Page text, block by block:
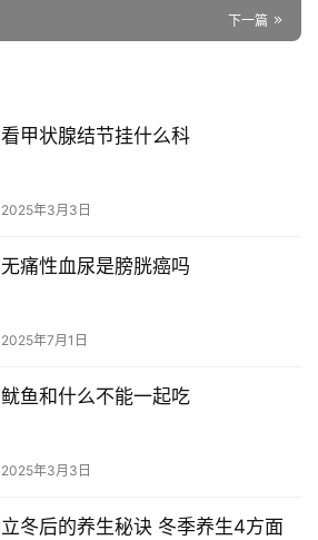
下一篇
看甲状腺结节挂什么科
2025年3月3日
无痛性血尿是膀胱癌吗
2025年7月1日
鱿鱼和什么不能一起吃
2025年3月3日
立冬后的养生秘诀 冬季养生4方面